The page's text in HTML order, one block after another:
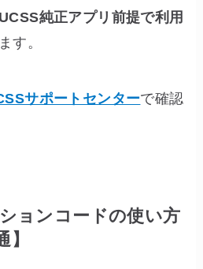
UCSS純正アプリ前提で利用
す。
サポートセンターで確認
ョンコードの使い方
】